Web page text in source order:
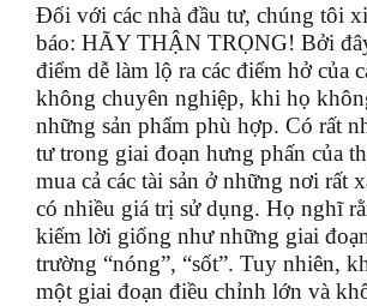
Đối với các nhà đầu tư, chúng tôi
báo: HÃY THẬN TRỌNG! Bởi
điểm dễ làm lộ ra các điểm hở của
không chuyên nghiệp, khi họ
những sản phẩm phù hợp. Có rất
tư trong giai đoạn hưng phấn của
mua cả các tài sản ở những nơi rất
có nhiều giá trị sử dụng. Họ nghĩ
kiếm lời giống như những giai
trường “nóng”, “sốt”. Tuy nhiên,
một giai đoạn điều chỉnh lớn và